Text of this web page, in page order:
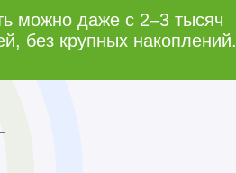
можно даже с 2–3 тысяч
без крупных накоплений.